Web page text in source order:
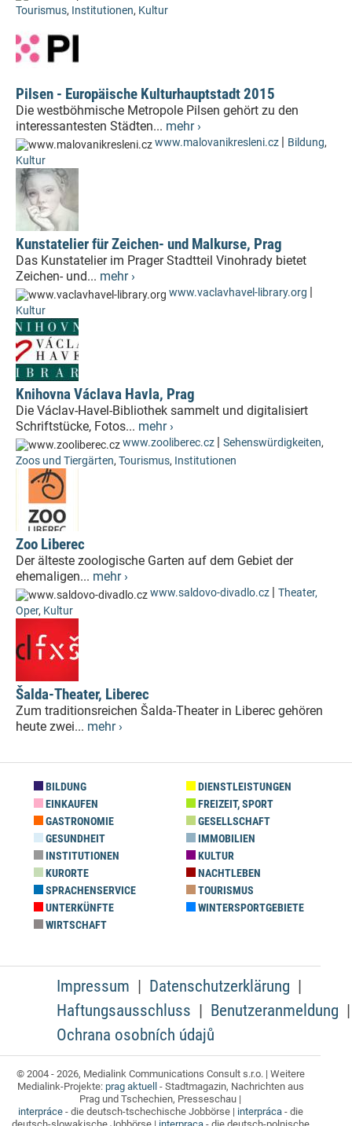
Tourismus, Institutionen, Kultur
Pilsen - Europäische Kulturhauptstadt 2015
Die westböhmische Metropole Pilsen gehört zu den
interessantesten Städten... mehr ›
www.malovanikresleni.cz | Bildung,
Kultur
Kunstatelier für Zeichen- und Malkurse, Prag
Das Kunstatelier im Prager Stadtteil Vinohrady bietet
Zeichen- und... mehr ›
www.vaclavhavel-library.org |
Kultur
Knihovna Václava Havla, Prag
Die Václav-Havel-Bibliothek sammelt und digitalisiert
Schriftstücke, Fotos... mehr ›
www.zooliberec.cz | Sehenswürdigkeiten,
Zoos und Tiergärten, Tourismus, Institutionen
Zoo Liberec
Der älteste zoologische Garten auf dem Gebiet der
ehemaligen... mehr ›
www.saldovo-divadlo.cz | Theater,
Oper, Kultur
Šalda-Theater, Liberec
Zum traditionsreichen Šalda-Theater in Liberec gehören
heute zwei... mehr ›
BILDUNG
DIENSTLEISTUNGEN
EINKAUFEN
FREIZEIT, SPORT
GASTRONOMIE
GESELLSCHAFT
GESUNDHEIT
IMMOBILIEN
INSTITUTIONEN
KULTUR
KURORTE
NACHTLEBEN
SPRACHENSERVICE
TOURISMUS
UNTERKÜNFTE
WINTERSPORTGEBIETE
WIRTSCHAFT
Impressum
Datenschutzerklärung
Haftungsausschluss
Benutzeranmeldung
Ochrana osobních údajů
© 2004 - 2026, Medialink Communications Consult s.r.o. | Weitere
Medialink-Projekte: prag aktuell - Stadtmagazin, Nachrichten aus
Prag und Tschechien, Presseschau |
interpráce- die deutsch-tschechische Jobbörse | interpráca- die